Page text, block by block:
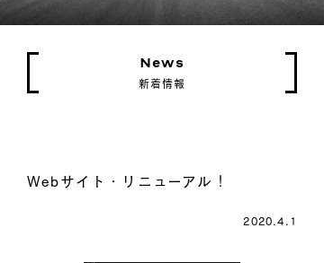
News
新着情報
Webサイト・リニューアル！
2020.4.1